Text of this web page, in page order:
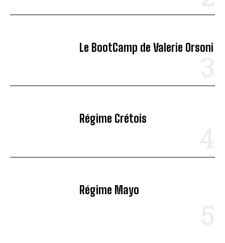
Le BootCamp de Valerie Orsoni
Régime Crétois
Régime Mayo